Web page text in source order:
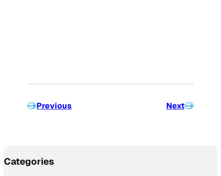
Previous Next
Categories